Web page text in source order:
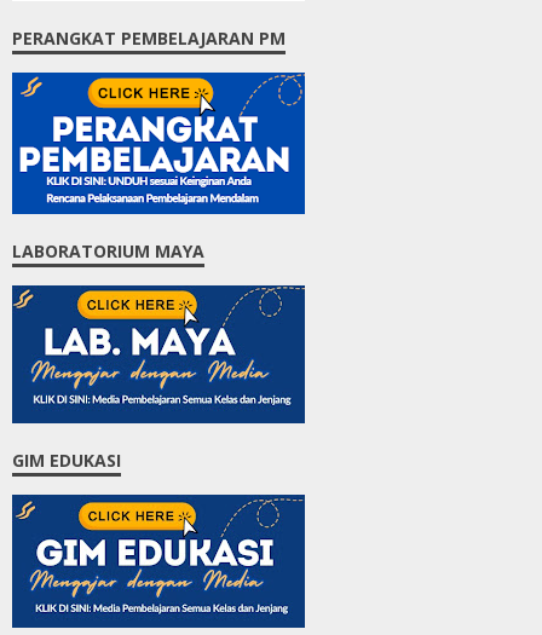
PERANGKAT PEMBELAJARAN PM
LABORATORIUM MAYA
GIM EDUKASI